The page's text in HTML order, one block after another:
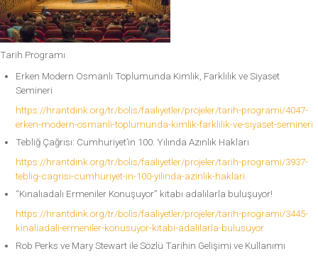
Tarih Programı
Erken Modern Osmanlı Toplumunda Kimlik, Farklılık ve Siyaset
Semineri
https://hrantdink.org/tr/bolis/faaliyetler/projeler/tarih-programi/4047-
erken-modern-osmanli-toplumunda-kimlik-farklilik-ve-siyaset-semineri
Tebliğ Çağrısı: Cumhuriyet’in 100. Yılında Azınlık Hakları
https://hrantdink.org/tr/bolis/faaliyetler/projeler/tarih-programi/3937-
teblig-cagrisi-cumhuriyet-in-100-yilinda-azinlik-haklari
“Kınalıadalı Ermeniler Konuşuyor” kitabı adalılarla buluşuyor!
https://hrantdink.org/tr/bolis/faaliyetler/projeler/tarih-programi/3445-
kinaliadali-ermeniler-konusuyor-kitabi-adalilarla-bulusuyor
Rob Perks ve Mary Stewart ile Sözlü Tarihin Gelişimi ve Kullanımı